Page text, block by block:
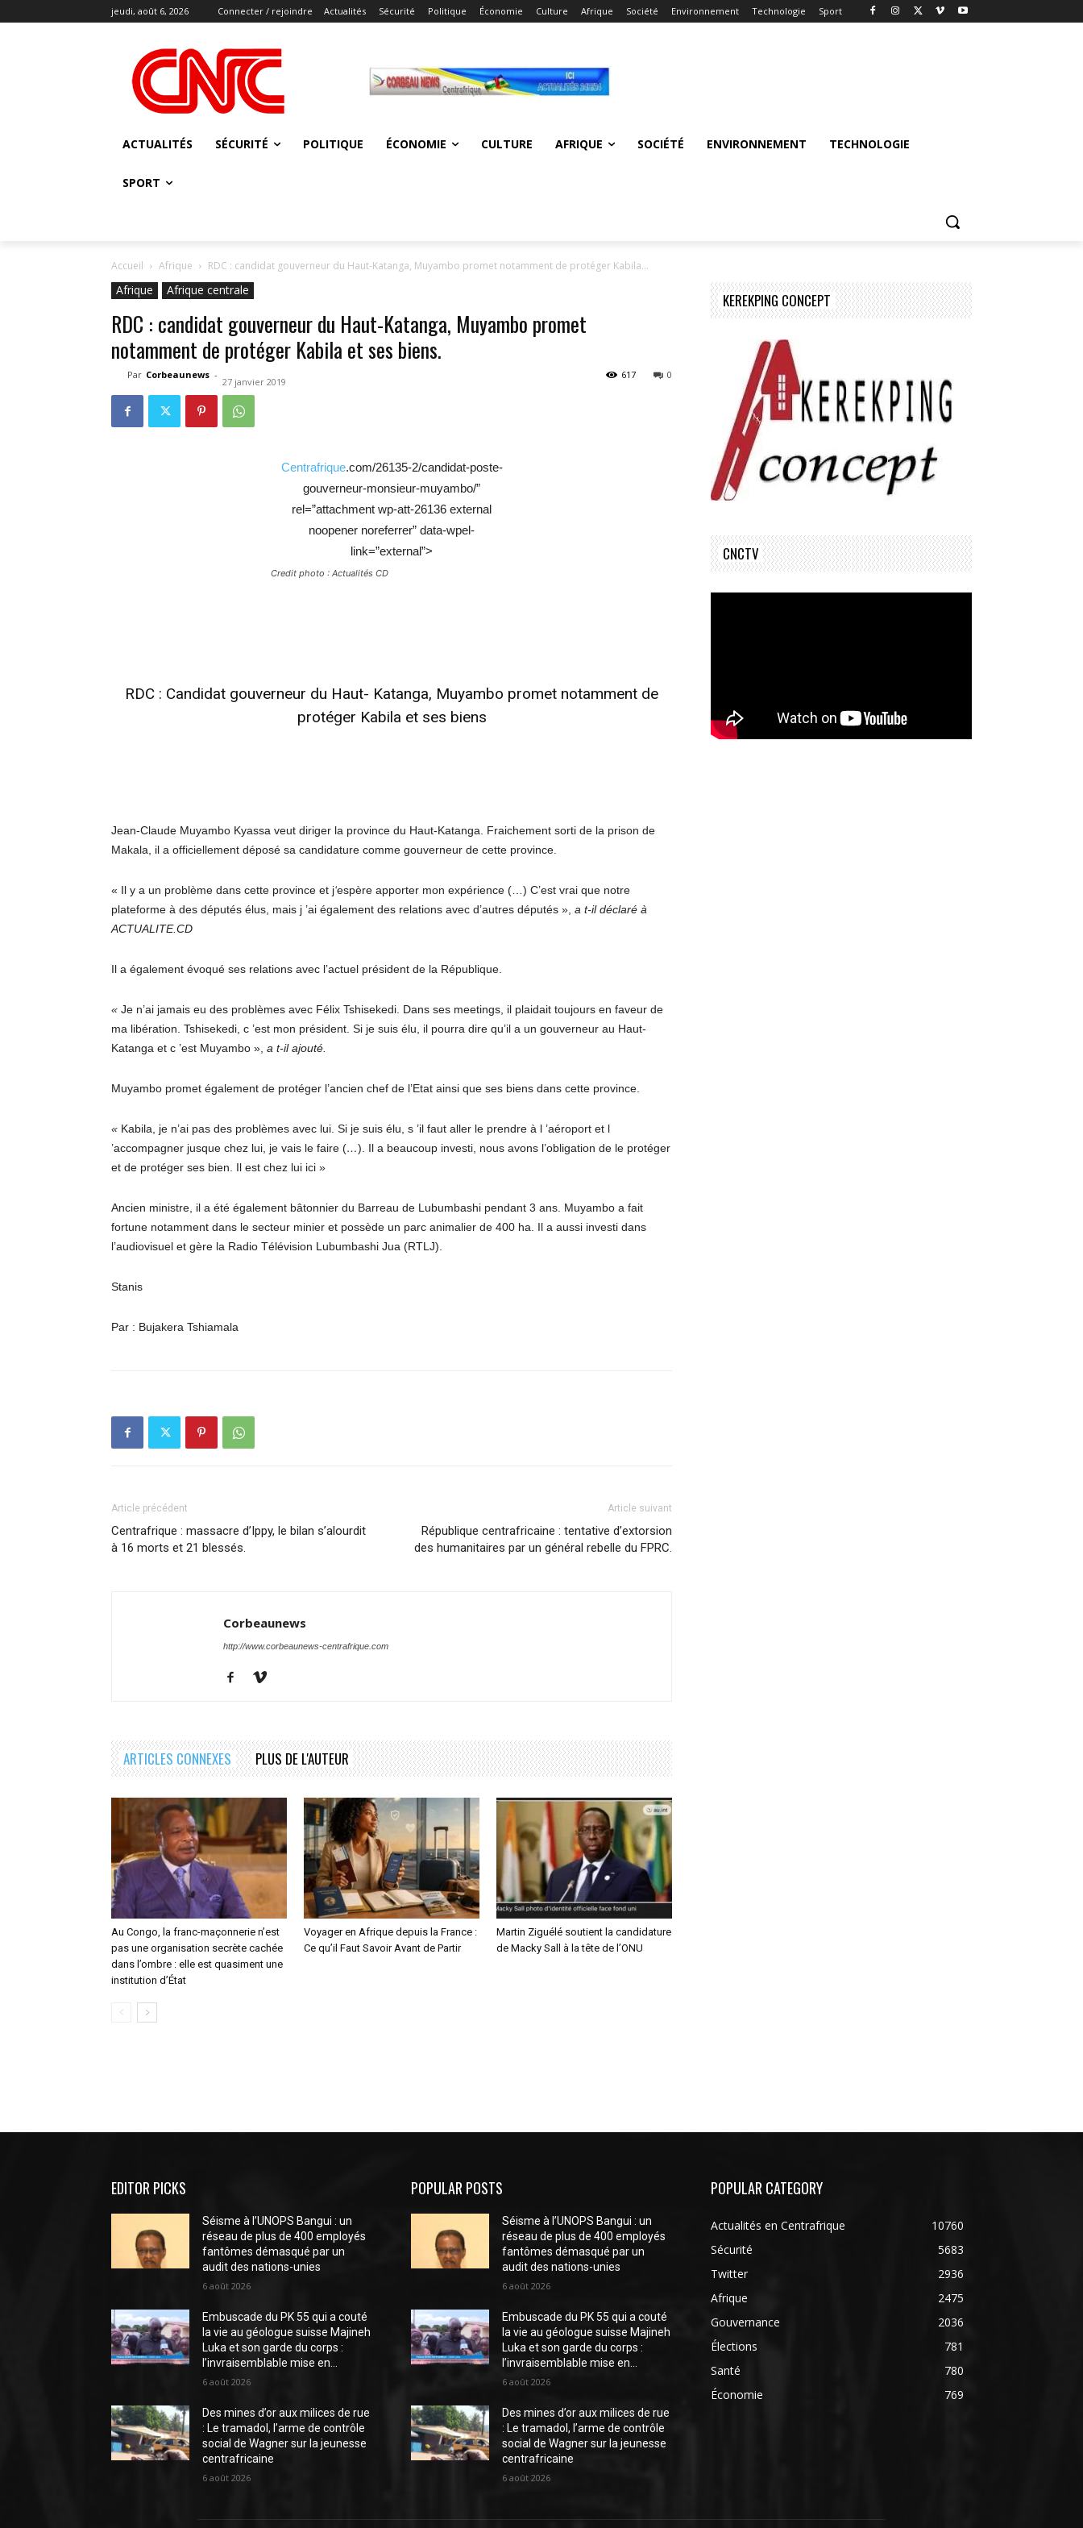
jeudi, août 6, 2026 Connecter / rejoindre Actualités Sécurité Politique Économie Culture Afrique Société Environnement Technologie Sport
ACTUALITÉS SÉCURITÉ POLITIQUE ÉCONOMIE CULTURE AFRIQUE SOCIÉTÉ ENVIRONNEMENT TECHNOLOGIE
SPORT
Accueil Afrique RDC : candidat gouverneur du Haut-Katanga, Muyambo promet notamment de protéger Kabila...
Afrique Afrique centrale
RDC : candidat gouverneur du Haut-Katanga, Muyambo promet
notamment de protéger Kabila et ses biens.
Par Corbeaunews -
27 janvier 2019
0
617
Centrafrique.com/26135-2/candidat-poste-
gouverneur-monsieur-muyambo/”
rel=”attachment wp-att-26136 external
noopener noreferrer” data-wpel-
link=”external”>
Credit photo : Actualités CD
RDC : Candidat gouverneur du Haut- Katanga, Muyambo promet notamment de
protéger Kabila et ses biens
Jean-Claude Muyambo Kyassa veut diriger la province du Haut-Katanga. Fraichement sorti de la prison de
Makala, il a officiellement déposé sa candidature comme gouverneur de cette province.
« Il y a un problème dans cette province et j‘espère apporter mon expérience (…) C’est vrai que notre
plateforme à des députés élus, mais j ’ai également des relations avec d’autres députés », a t-il déclaré à
ACTUALITE.CD
Il a également évoqué ses relations avec l’actuel président de la République.
« Je n’ai jamais eu des problèmes avec Félix Tshisekedi. Dans ses meetings, il plaidait toujours en faveur de
ma libération. Tshisekedi, c ’est mon président. Si je suis élu, il pourra dire qu’il a un gouverneur au Haut-
Katanga et c ’est Muyambo », a t-il ajouté.
Muyambo promet également de protéger l’ancien chef de l’Etat ainsi que ses biens dans cette province.
« Kabila, je n’ai pas des problèmes avec lui. Si je suis élu, s ’il faut aller le prendre à l ’aéroport et l
’accompagner jusque chez lui, je vais le faire (…). Il a beaucoup investi, nous avons l’obligation de le protéger
et de protéger ses bien. Il est chez lui ici »
Ancien ministre, il a été également bâtonnier du Barreau de Lubumbashi pendant 3 ans. Muyambo a fait
fortune notamment dans le secteur minier et possède un parc animalier de 400 ha. Il a aussi investi dans
l’audiovisuel et gère la Radio Télévision Lubumbashi Jua (RTLJ).
Stanis
Par : Bujakera Tshiamala
Article précédent
Centrafrique : massacre d’Ippy, le bilan s’alourdit
à 16 morts et 21 blessés.
Article suivant
République centrafricaine : tentative d’extorsion
des humanitaires par un général rebelle du FPRC.
Corbeaunews
http://www.corbeaunews-centrafrique.com
ARTICLES CONNEXES PLUS DE L'AUTEUR
Au Congo, la franc-maçonnerie n’est
pas une organisation secrète cachée
dans l’ombre : elle est quasiment une
institution d’État
Voyager en Afrique depuis la France :
Ce qu’il Faut Savoir Avant de Partir
Martin Ziguélé soutient la candidature
de Macky Sall à la tête de l’ONU
KEREKPING CONCEPT
CNCTV
EDITOR PICKS
Séisme à l’UNOPS Bangui : un
réseau de plus de 400 employés
fantômes démasqué par un
audit des nations-unies
6 août 2026
Embuscade du PK 55 qui a couté
la vie au géologue suisse Majineh
Luka et son garde du corps :
l’invraisemblable mise en...
6 août 2026
Des mines d’or aux milices de rue
: Le tramadol, l’arme de contrôle
social de Wagner sur la jeunesse
centrafricaine
6 août 2026
POPULAR POSTS
Séisme à l’UNOPS Bangui : un
réseau de plus de 400 employés
fantômes démasqué par un
audit des nations-unies
6 août 2026
Embuscade du PK 55 qui a couté
la vie au géologue suisse Majineh
Luka et son garde du corps :
l’invraisemblable mise en...
6 août 2026
Des mines d’or aux milices de rue
: Le tramadol, l’arme de contrôle
social de Wagner sur la jeunesse
centrafricaine
6 août 2026
POPULAR CATEGORY
Actualités en Centrafrique
10760
Sécurité
5683
Twitter
2936
Afrique
2475
Gouvernance
2036
Élections
781
Santé
780
Économie
769